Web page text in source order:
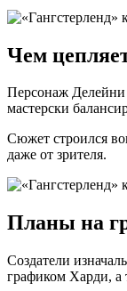
Чем
Персонаж Делейни
мастерски
Сюжет строился
даже от зрителя.
Планы на
Создатели
графиком Харди, а